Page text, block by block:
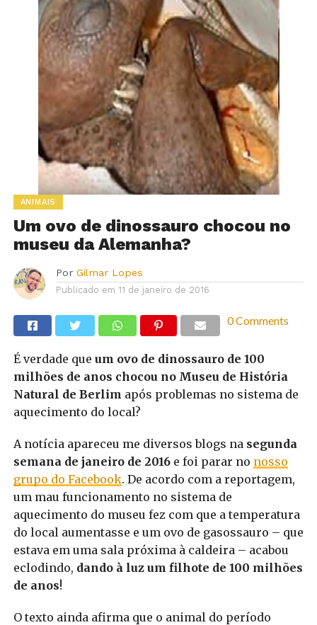
ANIMAIS
Um ovo de dinossauro chocou no
museu da Alemanha?
Por Gilmar Lopes
Publicado em 11 de janeiro de 2016
0 Comments
É verdade que um ovo de dinossauro de 100
milhões de anos chocou no Museu de História
Natural de Berlim após problemas no sistema de
aquecimento do local?
A notícia apareceu me diversos blogs nasegunda
semana de janeiro de 2016e foi parar no nosso
grupo do Facebook. De acordo com a reportagem,
um mau funcionamento no sistema de
aquecimento do museu fez com que a temperatura
do local aumentasse e um ovo de gasossauro – que
estava em uma sala próxima à caldeira – acabou
eclodindo, dando à luz um filhote de 100 milhões
de anos!
O texto ainda afirma que o animal do período